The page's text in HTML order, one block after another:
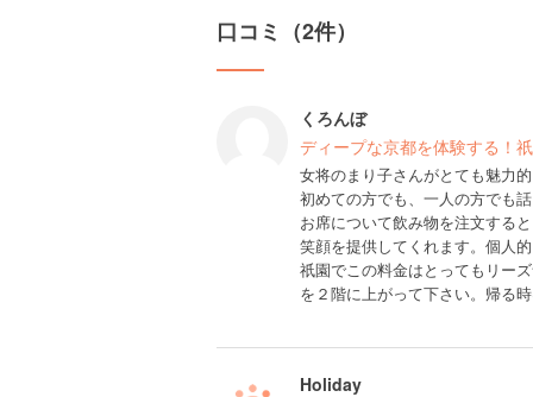
口コミ（2件）
くろんぼ
ディープな京都を体験する！
女将のまり子さんがとても魅力
初めての方でも、一人の方でも
お席について飲み物を注文する
笑顔を提供してくれます。個人
祇園でこの料金はとってもリー
を２階に上がって下さい。帰る
Holiday